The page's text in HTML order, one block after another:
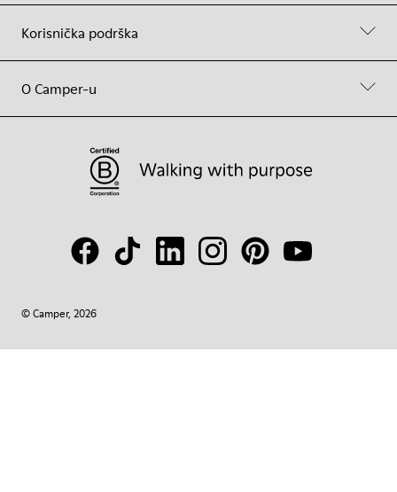
Korisnička podrška
O Camper-u
© Camper, 2026